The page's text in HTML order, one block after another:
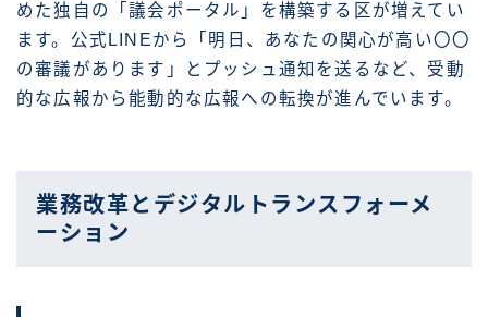
めた独自の「議会ポータル」を構築する区が増えてい
ます。公式LINEから「明日、あなたの関心が高い〇〇
の審議があります」とプッシュ通知を送るなど、受動
的な広報から能動的な広報への転換が進んでいます。
業務改革とデジタルトランスフォーメ
ーション